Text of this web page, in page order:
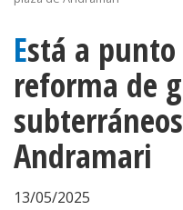
Está a punto de iniciarse la
reforma de
Andramari
13/05/2025